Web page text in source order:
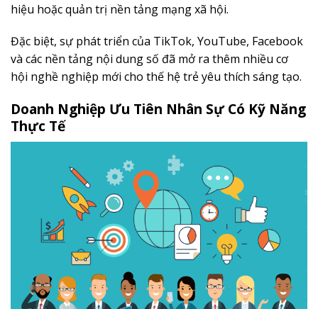
hiệu hoặc quản trị nền tảng mạng xã hội.
Đặc biệt, sự phát triển của TikTok, YouTube, Facebook
và các nền tảng nội dung số đã mở ra thêm nhiều cơ
hội nghề nghiệp mới cho thế hệ trẻ yêu thích sáng tạo.
Doanh Nghiệp Ưu Tiên Nhân Sự Có Kỹ Năng
Thực Tế